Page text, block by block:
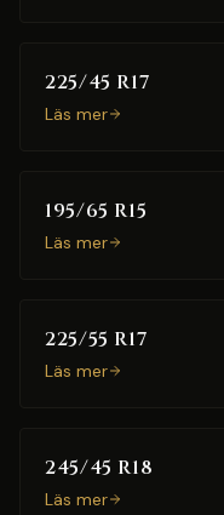
225/45 R17
Läs mer
195/65 R15
Läs mer
225/55 R17
Läs mer
245/45 R18
Läs mer